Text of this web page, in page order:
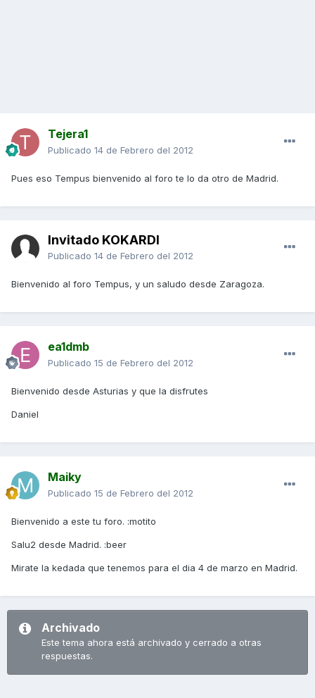
Tejera1
Publicado 14 de Febrero del 2012
Pues eso Tempus bienvenido al foro te lo da otro de Madrid.
Invitado KOKARDI
Publicado 14 de Febrero del 2012
Bienvenido al foro Tempus, y un saludo desde Zaragoza.
ea1dmb
Publicado 15 de Febrero del 2012
Bienvenido desde Asturias y que la disfrutes
Daniel
Maiky
Publicado 15 de Febrero del 2012
Bienvenido a este tu foro. :motito
Salu2 desde Madrid. :beer
Mirate la kedada que tenemos para el dia 4 de marzo en Madrid.
Archivado
Este tema ahora está archivado y cerrado a otras
respuestas.